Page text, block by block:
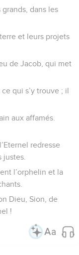
dans les
et leurs projets
de Jacob, qui met
qui s’y trouve ; il
aux affamés.
redresse
justes.
l’orphelin et la
Dieu, Sion, de
!